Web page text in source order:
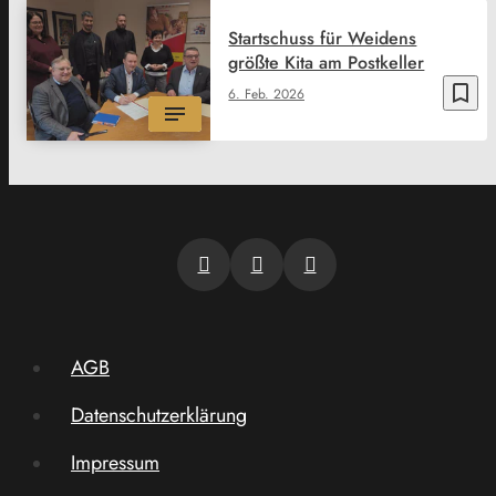
bookmark_border
6. Feb. 2026
Startschuss für Weidens
größte Kita am Postkeller
AGB
Datenschutzerklärung
Impressum